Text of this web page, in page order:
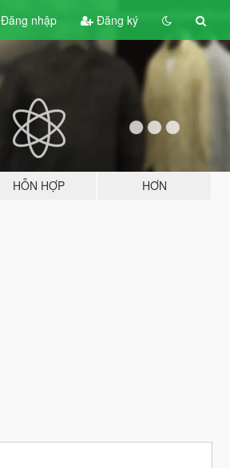
Đăng nhập Đăng ký
HỖN HỢP HƠN